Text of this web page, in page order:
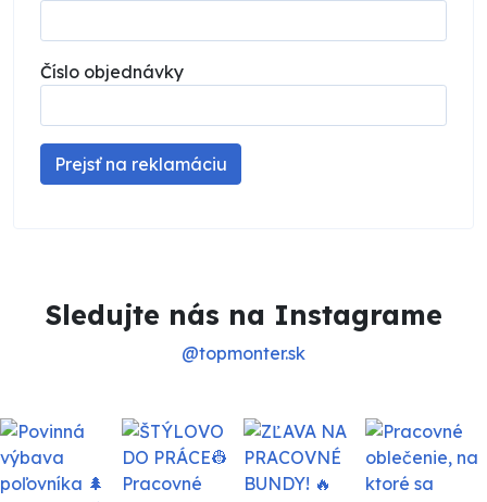
Číslo objednávky
Sledujte nás na Instagrame
@topmonter.sk